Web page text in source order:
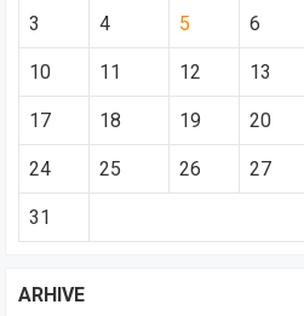
3 4 5 6
10 11 12 13
17 18 19 20
24 25 26 27
31
ARHIVE